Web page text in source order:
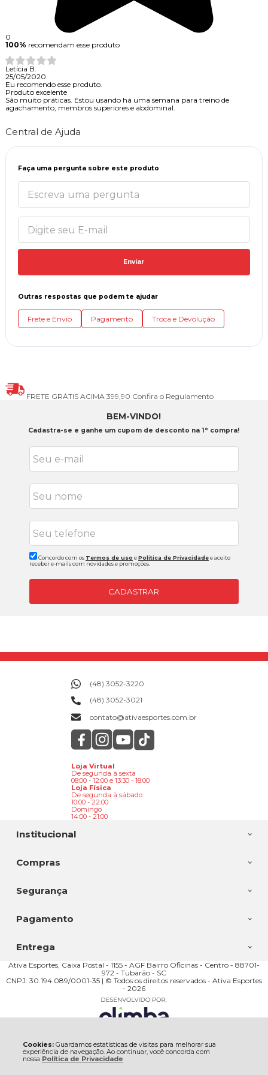
Cookies: Guardamos estatísticas de visitas para melhorar sua
experiência de navegação. Ao continuar, você concorda com
nossa Política de Privacidade
0
100% recomendam esse produto
Letícia B.
25/05/2020
Eu recomendo esse produto.
Produto excelente
São muito práticas. Estou usando há uma semana para treino de
agachamento, membros superiores e abdominal.
Central de Ajuda
Faça uma pergunta sobre este produto
Enviar
Outras respostas que podem te ajudar
Frete e Envio Pagamento Troca e Devolução
FRETE GRÁTIS ACIMA 399,90 Confira o Regulamento
BEM-VINDO!
Cadastra-se e ganhe um cupom de desconto na 1° compra!
Concordo com os Termos de uso ePolitica de Privacidadee aceito
receber e-mails com novidades e promoções.
CADASTRAR
Institucional
Compras
(48) 3052-3220
(48) 3052-3021
contato@ativaesportes.com.br
Loja Virtual
De segunda à sexta
08:00 - 12:00 e 13:30 - 18:00
Loja Física
De segunda à sábado
10:00 - 22:00
Domingo
14:00 - 21:00
Segurança
Pagamento
Entrega
Ativa Esportes, Caixa Postal - 1155 - AGF Bairro Oficinas - Centro - 88701-
972 - Tubarão - SC
CNPJ: 30.194.089/0001-35 | © Todos os direitos reservados - Ativa Esportes
- 2026